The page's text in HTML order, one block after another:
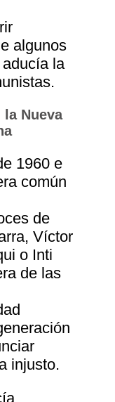
algunos
la
la Nueva
1960 e
común
de
Víctor
o Inti
de las
injusto.